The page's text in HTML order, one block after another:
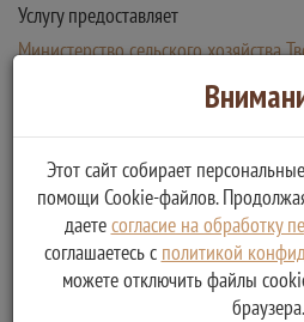
Услугу предоставляет
Министерство сельского хозяйства
Обращение заявителя для
государственной услуги
Этот сайт собирает
помощи Cookie-файлов.
даетесогласие на обработку
соглашаетесь с политикой
можете отключить файлы
браузера.